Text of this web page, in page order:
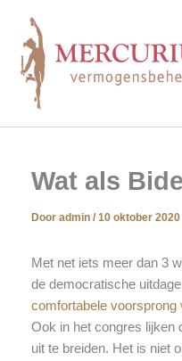
inhoud
Wat als
Door admin / 10 oktober 2020
Met net iets meer dan 3
de democratische
comfortabele voorsprong
Ook in het congres lijken
uit te breiden. Het is niet